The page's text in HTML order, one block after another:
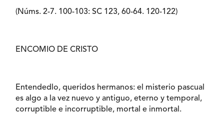
(Núms. 2-7. 100-103: SC 123, 60-64. 120-122)
ENCOMIO DE CRISTO
Entendedlo, queridos hermanos: el misterio pascual
es algo a la vez nuevo y antiguo, eterno y temporal,
corruptible e incorruptible, mortal e inmortal.